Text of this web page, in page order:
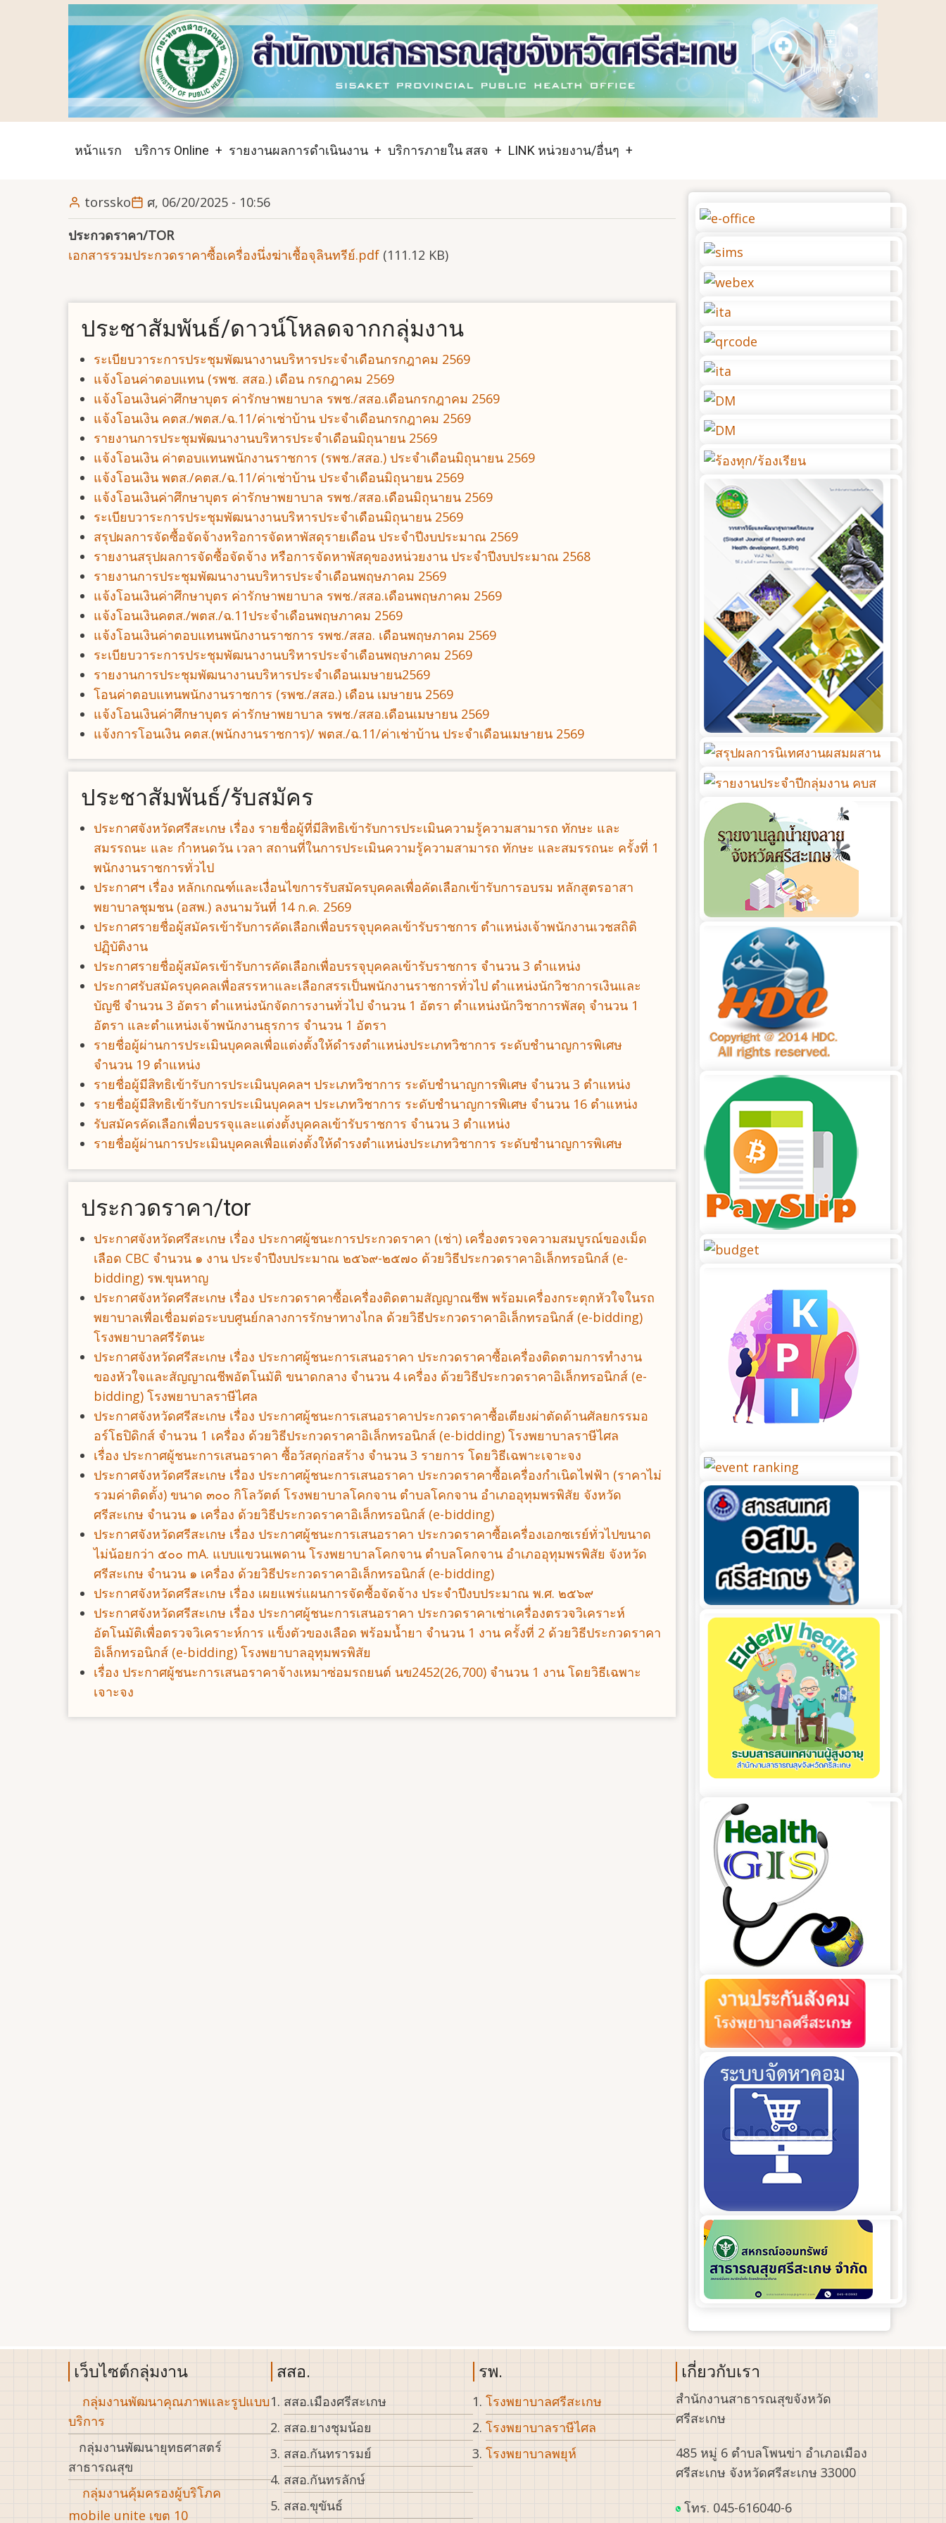
Main
หน้าแรก บริการ Online รายงานผลการดำเนินงาน บริการภายใน สสจ LINK หน่วยงาน/อื่นๆ
torssko
ศ, 06/20/2025 - 10:56
ประกวดราคา/TOR
เอกสารรวมประกวดราคาซื้อเครื่องนึ่งฆ่าเชื้อจุลินทรีย์.pdf (111.12 KB)
ประชาสัมพันธ์/ดาวน์โหลดจากกลุ่มงาน
ระเบียบวาระการประชุมพัฒนางานบริหารประจำเดือนกรกฎาคม 2569
แจ้งโอนค่าตอบแทน (รพช. สสอ.) เดือน กรกฎาคม 2569
แจ้งโอนเงินค่าศึกษาบุตร ค่ารักษาพยาบาล รพช./สสอ.เดือนกรกฎาคม 2569
แจ้งโอนเงิน คตส./พตส./ฉ.11/ค่าเช่าบ้าน ประจำเดือนกรกฎาคม 2569
รายงานการประชุมพัฒนางานบริหารประจำเดือนมิถุนายน 2569
แจ้งโอนเงิน ค่าตอบแทนพนักงานราชการ (รพช./สสอ.) ประจำเดือนมิถุนายน 2569
แจ้งโอนเงิน พตส./คตส./ฉ.11/ค่าเช่าบ้าน ประจำเดือนมิถุนายน 2569
แจ้งโอนเงินค่าศึกษาบุตร ค่ารักษาพยาบาล รพช./สสอ.เดือนมิถุนายน 2569
ระเบียบวาระการประชุมพัฒนางานบริหารประจำเดือนมิถุนายน 2569
สรุปผลการจัดซื้อจัดจ้างหริอการจัดหาพัสดุรายเดือน ประจำปีงบประมาณ 2569
รายงานสรุปผลการจัดซื้อจัดจ้าง หรือการจัดหาพัสดุของหน่วยงาน ประจำปีงบประมาณ 2568
รายงานการประชุมพัฒนางานบริหารประจำเดือนพฤษภาคม 2569
แจ้งโอนเงินค่าศึกษาบุตร ค่ารักษาพยาบาล รพช./สสอ.เดือนพฤษภาคม 2569
แจ้งโอนเงินคตส./พตส./ฉ.11ประจำเดือนพฤษภาคม 2569
แจ้งโอนเงินค่าตอบแทนพนักงานราชการ รพช./สสอ. เดือนพฤษภาคม 2569
ระเบียบวาระการประชุมพัฒนางานบริหารประจำเดือนพฤษภาคม 2569
รายงานการประชุมพัฒนางานบริหารประจำเดือนเมษายน2569
โอนค่าตอบแทนพนักงานราชการ (รพช./สสอ.) เดือน เมษายน 2569
แจ้งโอนเงินค่าศึกษาบุตร ค่ารักษาพยาบาล รพช./สสอ.เดือนเมษายน 2569
แจ้งการโอนเงิน คตส.(พนักงานราชการ)/ พตส./ฉ.11/ค่าเช่าบ้าน ประจำเดือนเมษายน 2569
ประชาสัมพันธ์/รับสมัคร
ประกาศจังหวัดศรีสะเกษ เรื่อง รายชื่อผู้ที่มีสิทธิเข้ารับการประเมินความรู้ความสามารถ ทักษะ และ
สมรรถนะ และ กำหนดวัน เวลา สถานที่ในการประเมินความรู้ความสามารถ ทักษะ และสมรรถนะ ครั้งที่ 1
พนักงานราชการทั่วไป
ประกาศฯ เรื่อง หลักเกณฑ์และเงื่อนไขการรับสมัครบุคคลเพื่อคัดเลือกเข้ารับการอบรม หลักสูตรอาสา
พยาบาลชุมชน (อสพ.) ลงนามวันที่ 14 ก.ค. 2569
ประกาศรายชื่อผู้สมัครเข้ารับการคัดเลือกเพื่อบรรจุบุคคลเข้ารับราชการ ตำแหน่งเจ้าพนักงานเวชสถิติ
ปฏฺิบัติงาน
ประกาศรายชื่อผู้สมัครเข้ารับการคัดเลือกเพื่อบรรจุบุคคลเข้ารับราชการ จำนวน 3 ตำแหน่ง
ประกาศรับสมัครบุคคลเพื่อสรรหาและเลือกสรรเป็นพนักงานราชการทั่วไป ตำแหน่งนักวิชาการเงินและ
บัญชี จำนวน 3 อัตรา ตำแหน่งนักจัดการงานทั่วไป จำนวน 1 อัตรา ตำแหน่งนักวิชาการพัสดุ จำนวน 1
อัตรา และตำแหน่งเจ้าพนักงานธุรการ จำนวน 1 อัตรา
รายชื่อผู้ผ่านการประเมินบุคคลเพื่อแต่งตั้งให้ดำรงตำแหน่งประเภทวิชาการ ระดับชำนาญการพิเศษ
จำนวน 19 ตำแหน่ง
รายชื่อผู้มีสิทธิเข้ารับการประเมินบุคคลฯ ประเภทวิชาการ ระดับชำนาญการพิเศษ จำนวน 3 ตำแหน่ง
รายชื่อผู้มีสิทธิเข้ารับการประเมินบุคคลฯ ประเภทวิชาการ ระดับชำนาญการพิเศษ จำนวน 16 ตำแหน่ง
รับสมัครคัดเลือกเพื่อบรรจุและแต่งตั้งบุคคลเข้ารับราชการ จำนวน 3 ตำแหน่ง
รายชื่อผู้ผ่านการประเมินบุคคลเพื่อแต่งตั้งให้ดำรงตำแหน่งประเภทวิชาการ ระดับชำนาญการพิเศษ
ประกวดราคา/tor
ประกาศจังหวัดศรีสะเกษ เรื่อง ประกาศผู้ชนะการประกวดราคา (เช่า) เครื่องตรวจความสมบูรณ์ของเม็ด
เลือด CBC จำนวน ๑ งาน ประจำปีงบประมาณ ๒๕๖๙-๒๕๗๐ ด้วยวิธีประกวดราคาอิเล็กทรอนิกส์ (e-
bidding) รพ.ขุนหาญ
ประกาศจังหวัดศรีสะเกษ เรื่อง ประกวดราคาซื้อเครื่องติดตามสัญญาณชีพ พร้อมเครื่องกระตุกหัวใจในรถ
พยาบาลเพื่อเชื่อมต่อระบบศูนย์กลางการรักษาทางไกล ด้วยวิธีประกวดราคาอิเล็กทรอนิกส์ (e-bidding)
โรงพยาบาลศรีรัตนะ
ประกาศจังหวัดศรีสะเกษ เรื่อง ประกาศผู้ชนะการเสนอราคา ประกวดราคาซื้อเครื่องติดตามการทำงาน
ของหัวใจและสัญญาณชีพอัตโนมัติ ขนาดกลาง จำนวน 4 เครื่อง ด้วยวิธีประกวดราคาอิเล็กทรอนิกส์ (e-
bidding) โรงพยาบาลราษีไศล
ประกาศจังหวัดศรีสะเกษ เรื่อง ประกาศผู้ชนะการเสนอราคาประกวดราคาซื้อเตียงผ่าตัดด้านศัลยกรรมอ
อร์โธปิดิกส์ จำนวน 1 เครื่อง ด้วยวิธีประกวดราคาอิเล็กทรอนิกส์ (e-bidding) โรงพยาบาลราษีไศล
เรื่อง ประกาศผู้ชนะการเสนอราคา ซื้อวัสดุก่อสร้าง จำนวน 3 รายการ โดยวิธีเฉพาะเจาะจง
ประกาศจังหวัดศรีสะเกษ เรื่อง ประกาศผู้ชนะการเสนอราคา ประกวดราคาซื้อเครื่องกำเนิดไฟฟ้า (ราคาไม่
รวมค่าติดตั้ง) ขนาด ๓๐๐ กิโลวัตต์ โรงพยาบาลโคกจาน ตำบลโคกจาน อำเภออุทุมพรพิสัย จังหวัด
ศรีสะเกษ จำนวน ๑ เครื่อง ด้วยวิธีประกวดราคาอิเล็กทรอนิกส์ (e-bidding)
ประกาศจังหวัดศรีสะเกษ เรื่อง ประกาศผู้ชนะการเสนอราคา ประกวดราคาซื้อเครื่องเอกซเรย์ทั่วไปขนาด
ไม่น้อยกว่า ๕๐๐ mA. แบบแขวนเพดาน โรงพยาบาลโคกจาน ตำบลโคกจาน อำเภออุทุมพรพิสัย จังหวัด
ศรีสะเกษ จำนวน ๑ เครื่อง ด้วยวิธีประกวดราคาอิเล็กทรอนิกส์ (e-bidding)
ประกาศจังหวัดศรีสะเกษ เรื่อง เผยแพร่แผนการจัดซื้อจัดจ้าง ประจําปีงบประมาณ พ.ศ. ๒๕๖๙
ประกาศจังหวัดศรีสะเกษ เรื่อง ประกาศผู้ชนะการเสนอราคา ประกวดราคาเช่าเครื่องตรวจวิเคราะห์
อัตโนมัติเพื่อตรวจวิเคราะห์การ แข็งตัวของเลือด พร้อมน้ำยา จำนวน 1 งาน ครั้งที่ 2 ด้วยวิธีประกวดราคา
อิเล็กทรอนิกส์ (e-bidding) โรงพยาบาลอุทุมพรพิสัย
เรื่อง ประกาศผู้ชนะการเสนอราคาจ้างเหมาซ่อมรถยนต์ นข2452(26,700) จำนวน 1 งาน โดยวิธีเฉพาะ
เจาะจง
เว็บไซต์กลุ่มงาน
กลุ่มงานพัฒนาคุณภาพและรูปแบบ
บริการ
กลุ่มงานพัฒนายุทธศาสตร์
สาธารณสุข
กลุ่มงานคุ้มครองผู้บริโภค
mobile unite เขต 10
สสอ.
สสอ.เมืองศรีสะเกษ
สสอ.ยางชุมน้อย
สสอ.กันทรารมย์
สสอ.กันทรลักษ์
สสอ.ขุขันธ์
รพ.
โรงพยาบาลศรีสะเกษ
โรงพยาบาลราษีไศล
โรงพยาบาลพยุห์
เกี่ยวกับเรา
สำนักงานสาธารณสุขจังหวัด
ศรีสะเกษ
485 หมู่ 6 ตำบลโพนข่า อำเภอเมือง
ศรีสะเกษ จังหวัดศรีสะเกษ 33000
โทร. 045-616040-6